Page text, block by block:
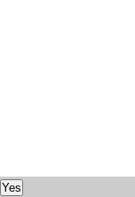
Yes